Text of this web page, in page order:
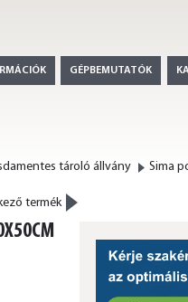
GÉPBEMUTATÓK
tároló állvány Sima
termék